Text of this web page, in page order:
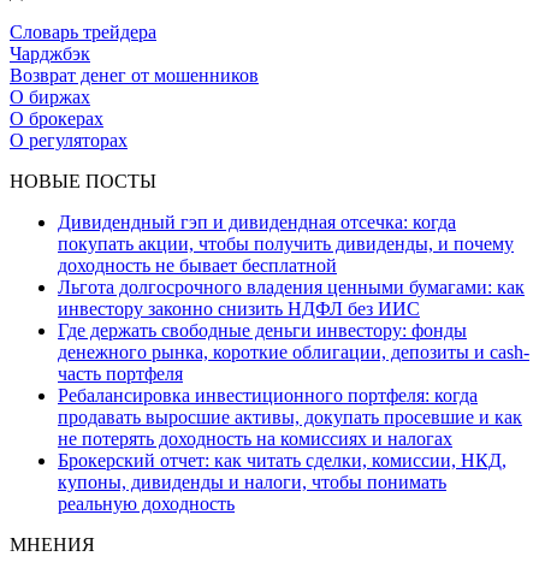
Словарь трейдера
Чарджбэк
Возврат денег от мошенников
О биржах
О брокерах
О регуляторах
НОВЫЕ ПОСТЫ
Дивидендный гэп и дивидендная отсечка: когда
покупать акции, чтобы получить дивиденды, и почему
доходность не бывает бесплатной
Льгота долгосрочного владения ценными бумагами: как
инвестору законно снизить НДФЛ без ИИС
Где держать свободные деньги инвестору: фонды
денежного рынка, короткие облигации, депозиты и cash-
часть портфеля
Ребалансировка инвестиционного портфеля: когда
продавать выросшие активы, докупать просевшие и как
не потерять доходность на комиссиях и налогах
Брокерский отчет: как читать сделки, комиссии, НКД,
купоны, дивиденды и налоги, чтобы понимать
реальную доходность
МНЕНИЯ